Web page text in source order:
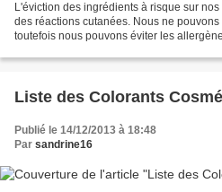
L'éviction des ingrédients à risque sur
des réactions cutanées. Nous ne
toutefois nous pouvons éviter les
Liste des Colorants
Publié le 14/12/2013 à 18:48
Par sandrine16